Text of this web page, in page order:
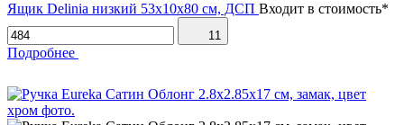
Ящик Delinia низкий 53х10х80 см, ДСП Входит в стоимость*
11
Подробнее